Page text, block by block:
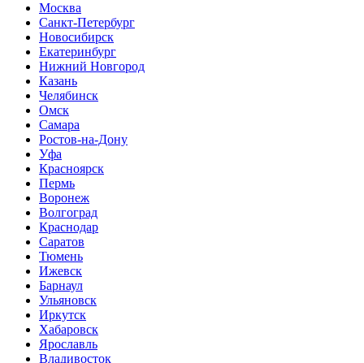
Москва
Санкт-Петербург
Новосибирск
Екатеринбург
Нижний Новгород
Казань
Челябинск
Омск
Самара
Ростов-на-Дону
Уфа
Красноярск
Пермь
Воронеж
Волгоград
Краснодар
Саратов
Тюмень
Ижевск
Барнаул
Ульяновск
Иркутск
Хабаровск
Ярославль
Владивосток